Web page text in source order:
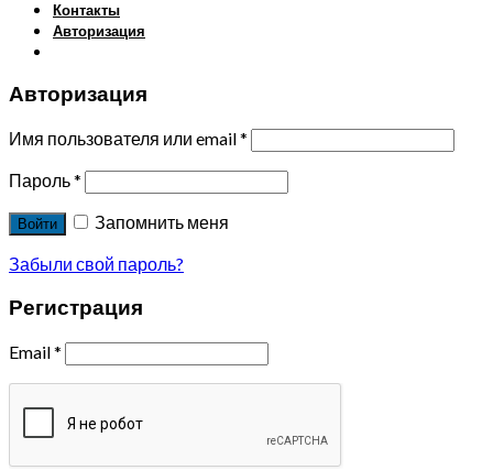
Контакты
Авторизация
Авторизация
Имя пользователя или email*
Пароль*
Войти
Запомнить меня
Забыли свой пароль?
Регистрация
Email*